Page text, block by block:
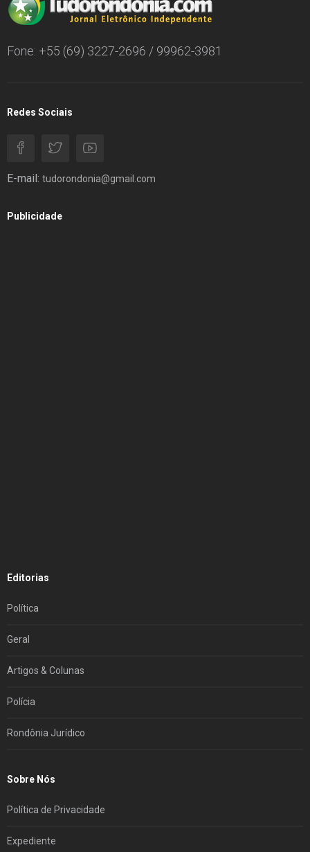
Fone: +55 (69) 3227-2696 / 99962-3981
Redes Sociais
E-mail: tudorondonia@gmail.com
Publicidade
Editorias
Política
Geral
Artigos & Colunas
Polícia
Rondônia Jurídico
Sobre Nós
Política de Privacidade
Expediente